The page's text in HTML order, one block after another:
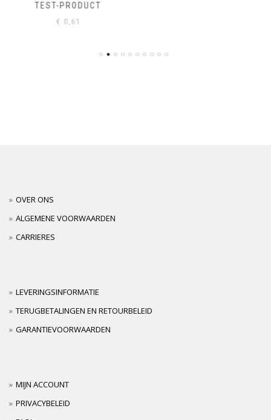
TEST-PRODUCT
€ 0,61
OVER ONS
ALGEMENE VOORWAARDEN
CARRIERES
LEVERINGSINFORMATIE
TERUGBETALINGEN EN RETOURBELEID
GARANTIEVOORWAARDEN
MIJN ACCOUNT
PRIVACYBELEID